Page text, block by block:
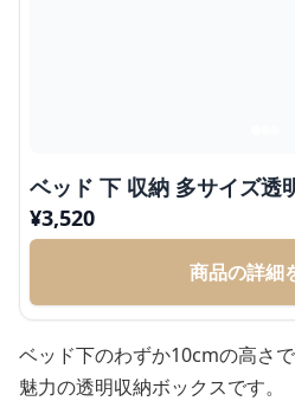
ベッド 下 収納 多サイズ透
¥3,520
商品の詳細
ベッド下のわずか10cmの高さ
魅力の透明収納ボックスです。